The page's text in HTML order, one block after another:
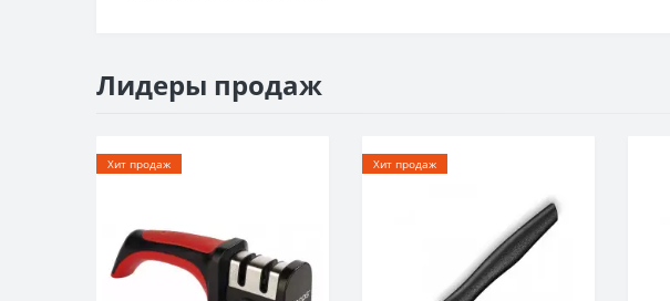
Лидеры продаж
Хит продаж Хит продаж